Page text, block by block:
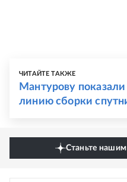
ЧИТАЙТЕ ТАКЖЕ
Мантурову
линию сборки
Станьте